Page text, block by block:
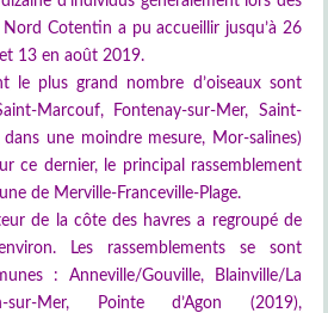
Nord Cotentin a pu accueillir jusqu’à 26
13 en août 2019.
le plus grand nombre d’oiseaux sont
Marcouf, Fontenay-sur-Mer, Saint-
une moindre mesure, Mor-salines)
ce dernier, le principal rassemblement
de Merville-Franceville-Plage.
de la côte des havres a regroupé de
Les rassemblements se sont
: Anneville/Gouville, Blainville/La
sur-Mer, Pointe d’Agon (2019),